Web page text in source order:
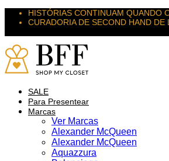
HISTÓRIAS CONTINUAM QUANDO
CURADORIA DE SECOND HAND
SALE
Para Presentear
Marcas
Ver Marcas
Alexander McQueen
Alexander McQueen
Aquazzura